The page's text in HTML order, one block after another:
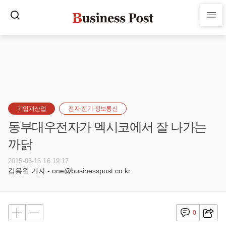
기업과산업 전자·전기·정보통신
동부대우전자가 멕시코에서 잘 나가는
까닭
2015-06-16 16:19:17
김용원 기자 - one@businesspost.co.kr
0